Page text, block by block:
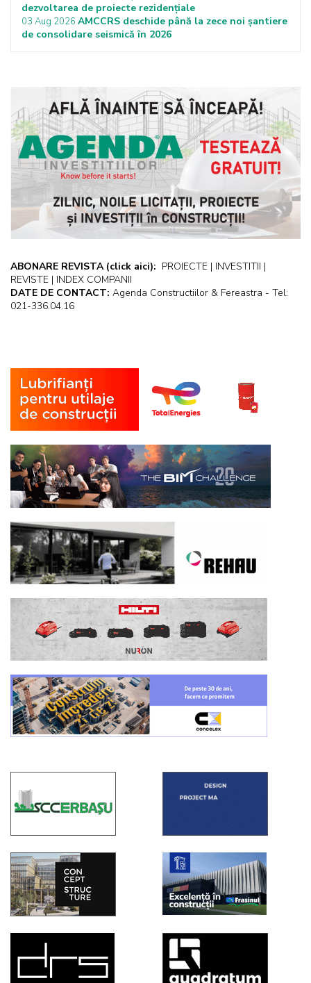
dezvoltarea de proiecte rezidențiale
03 Aug 2026 AMCCRS deschide până la zece noi șantiere
de consolidare seismică în 2026
ABONARE REVISTA (click aici): PROIECTE | INVESTITII |
REVISTE | INDEX COMPANII
DATE DE CONTACT: Agenda Constructiilor & Fereastra - Tel:
021-336.04.16